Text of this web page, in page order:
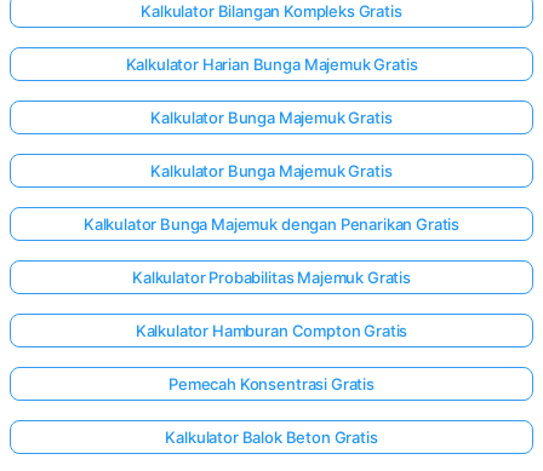
Kalkulator Bilangan Kompleks Gratis
Kalkulator Harian Bunga Majemuk Gratis
Kalkulator Bunga Majemuk Gratis
Kalkulator Bunga Majemuk Gratis
Kalkulator Bunga Majemuk dengan Penarikan Gratis
Kalkulator Probabilitas Majemuk Gratis
Kalkulator Hamburan Compton Gratis
Pemecah Konsentrasi Gratis
Kalkulator Balok Beton Gratis